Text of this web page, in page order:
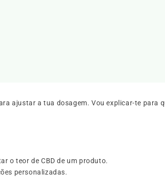
ajustar a tua dosagem. Vou explicar-te para
o teor de CBD de um produto.
personalizadas.